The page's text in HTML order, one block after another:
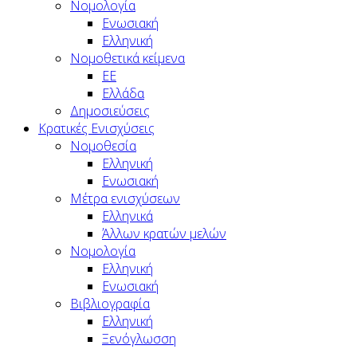
Νομολογία
Ενωσιακή
Ελληνική
Νομοθετικά κείμενα
ΕΕ
Ελλάδα
Δημοσιεύσεις
Κρατικές Ενισχύσεις
Νομοθεσία
Ελληνική
Ενωσιακή
Μέτρα ενισχύσεων
Ελληνικά
Άλλων κρατών μελών
Νομολογία
Ελληνική
Ενωσιακή
Βιβλιογραφία
Ελληνική
Ξενόγλωσση